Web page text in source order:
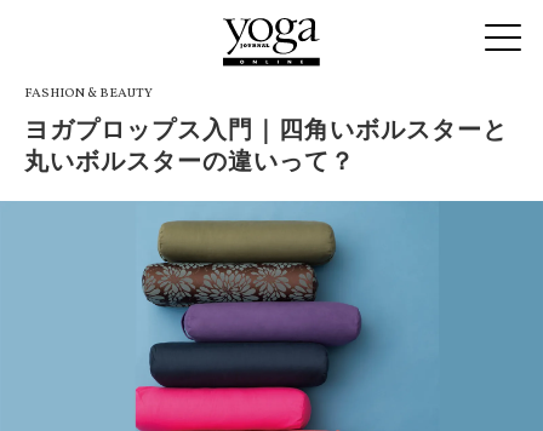
FASHION & BEAUTY
ヨガプロップス入門｜四角いボルスターと
丸いボルスターの違いって？